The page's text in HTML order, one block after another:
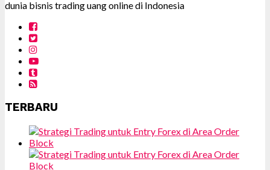
dunia bisnis trading uang online di Indonesia
TERBARU